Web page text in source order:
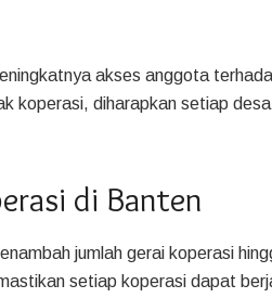
akses anggota
koperasi, diharapkan setiap
di Banten
jumlah gerai koperasi
setiap koperasi dapat